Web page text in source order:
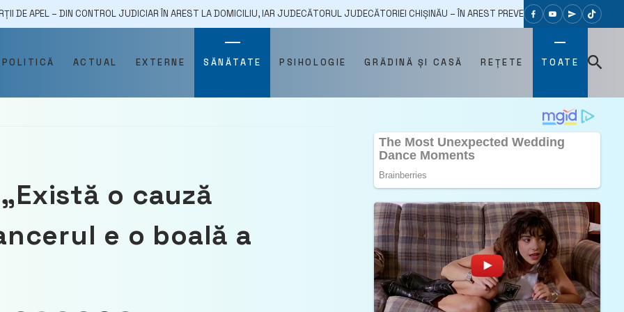
CONTROL JUDICIAR ÎN AREST LA DOMICILIU, IAR JUDECĂTORUL JUDECĂTORIEI CHIȘINĂU – ÎN AREST PREVENTIV 24/09/2024
POLITICĂ ACTUAL EXTERNE SĂNĂTATE PSIHOLOGIE GRĂDINĂ ȘI CASĂ REȚETE TOATE
o cauză
e o boală a